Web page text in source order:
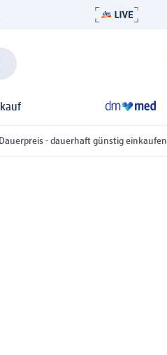
Dauerpreis - dauerhaft günstig einkaufen